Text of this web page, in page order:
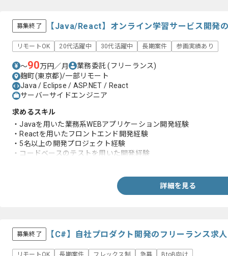
募集終了 【Java/React】オンライン学習サービス開発
リモートOK 20代活躍中 30代活躍中 長期案件 参画実績あり
〜90万円／月 業務委託(フリーランス)
麹町(東京都)/一部リモート
Java / Eclipse / ASP.NET / React
サーバーサイドエンジニア
求めるスキル
・Javaを用いた業務系WEBアプリケーション開発経験
・Reactを用いたフロントエンド開発経験
・5名以上の開発プロジェクト経験
・コードベースのテストを用いた開発経験
詳細を見る
募集終了 【C#】自社プロダクト開発のフリーランス求
リモートOK 長期案件 フレックス制 急募 BtoB向け